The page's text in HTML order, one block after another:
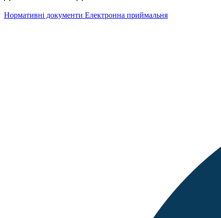
Нормативні документи Електронна приймальня